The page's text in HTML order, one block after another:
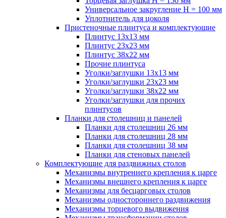
Универсальное закругление H = 100 мм
Уплотнитель для цоколя
Пристеночные плинтуса и комплектующие
Плинтус 13х13 мм
Плинтус 23х23 мм
Плинтус 38х22 мм
Прочие плинтуса
Уголки/заглушки 13х13 мм
Уголки/заглушки 23х23 мм
Уголки/заглушки 38х22 мм
Уголки/заглушки для прочих
плинтусов
Планки для столешниц и панелей
Планки для столешниц 26 мм
Планки для столешниц 28 мм
Планки для столешниц 38 мм
Планки для стеновых панелей
Комплектующие для раздвижных столов
Механизмы внутреннего крепления к царге
Механизмы внешнего крепления к царге
Механизмы для бесцарговых столов
Механизмы одностороннего раздвижения
Механизмы торцевого выдвижения